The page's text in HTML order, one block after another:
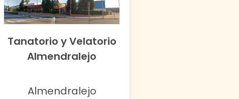
Tanatorio y Velatorio
Almendralejo
Almendralejo